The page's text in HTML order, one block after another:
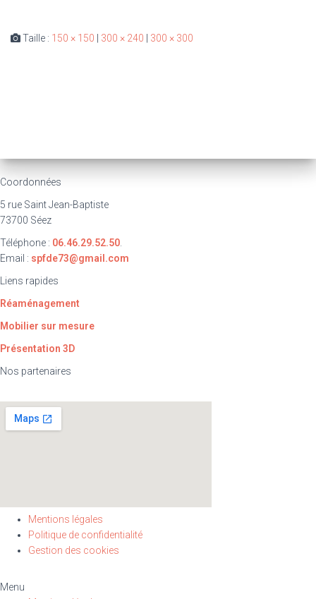
Taille : 150 × 150 300 × 240 300 × 300
Coordonnées
5 rue Saint Jean-Baptiste
73700 Séez
Téléphone : 06.46.29.52.50
Email : spfde73@gmail.com
Liens rapides
Réaménagement
Mobilier sur mesure
Présentation 3D
Nos partenaires
Mentions légales
Politique de confidentialité
Gestion des cookies
Menu